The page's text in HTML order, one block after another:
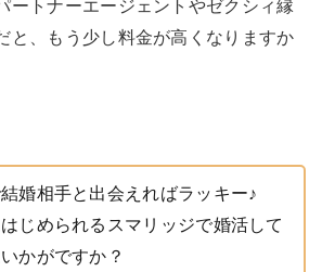
ートナーエージェントやゼクシィ縁
と、もう少し料金が高くなりますか
婚相手と出会えればラッキー♪
じめられるスマリッジで婚活して
かがですか？